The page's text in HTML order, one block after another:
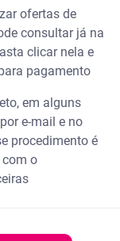
ofertas de
consultar já na
clicar nela e
pagamento
em alguns
e-mail e no
procedimento é
com o